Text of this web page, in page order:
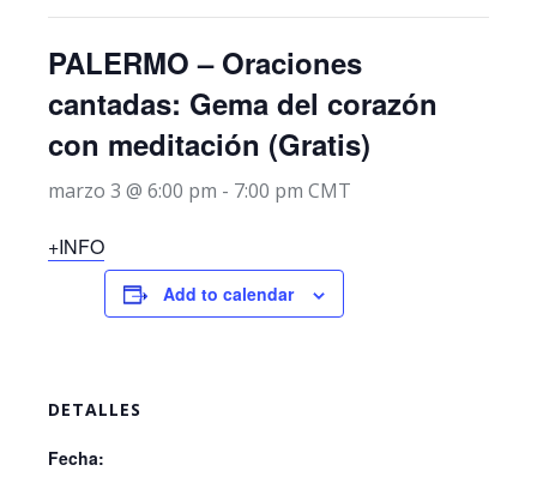
PALERMO – Oraciones
cantadas: Gema del corazón
con meditación (Gratis)
marzo 3 @ 6:00 pm - 7:00 pm CMT
+INFO
Add to calendar
DETALLES
Fecha: